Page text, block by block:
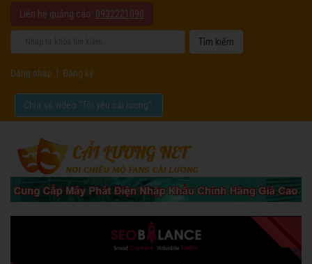
Liên hệ quảng cáo: 0932221090
Đăng nhập Đăng ký
Chia sẻ video "Tôi yêu cải lương".